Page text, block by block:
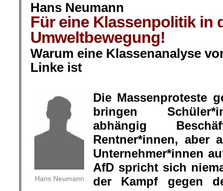
Hans Neumann
Für eine Klassenpolitik in
Umweltbewegung!
Warum eine Klassenanalyse
Linke ist
Hans Neumann
Die Massenproteste
bringen
abhängig
Rentner*innen, aber
Unternehmer*innen
AfD spricht sich
der Kampf gegen